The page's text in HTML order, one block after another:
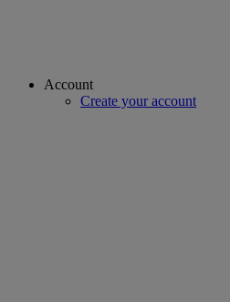
Account
Create your account